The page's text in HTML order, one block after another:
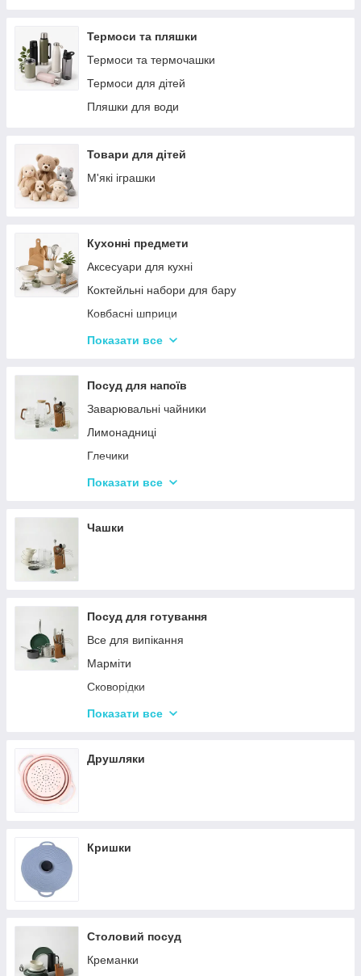
Мангали
Набори для пікніка
Туристичні килимки
Палатки
Меблі для кемпінгу
Спальні мішки
Сміттєві відра
Новогодний декор
Декоративні таці
Цукерки
Серветниці
Годинник настінний
Підсвічники
Вази для квітів
Статуетки
Термоси та пляшки
Термоси та термочашки
Термоси для дітей
Пляшки для води
Товари для дітей
М'які іграшки
Кухонні предмети
Аксесуари для кухні
Коктейльні набори для бару
Ковбасні шприци
Кухонні підставки
Терки
Набори для спецій
Ємності для зберігання
Набори кухонних ножів і лопаток
Маслянки
Показати все
Посуд для напоїв
Заварювальні чайники
Лимонадниці
Глечики
Склянки
Келихи
Показати все
Чашки
Посуд для готування
Все для випікання
Марміти
Сковорідки
Ківші
Показати все
Друшляки
Кришки
Столовий посуд
Креманки